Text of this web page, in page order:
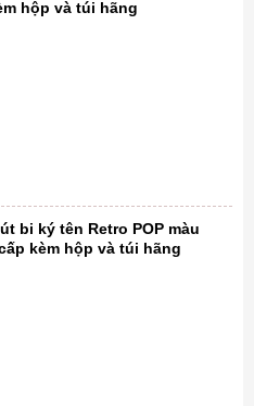
hộp và túi hãng
bi ký tên Retro POP màu
kèm hộp và túi hãng